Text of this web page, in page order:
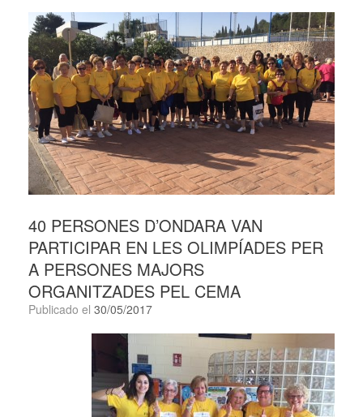
40 PERSONES D’ONDARA VAN
PARTICIPAR EN LES OLIMPÍADES PER
A PERSONES MAJORS
ORGANITZADES PEL CEMA
Publicado el 30/05/2017